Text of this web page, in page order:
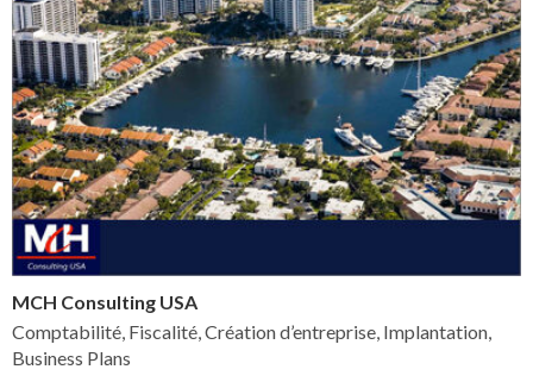
MCH Consulting USA
Comptabilité, Fiscalité, Création d’entreprise, Implantation,
Business Plans